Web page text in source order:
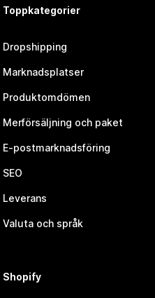
Toppkategorier
Dropshipping
Marknadsplatser
Produktomdömen
Merförsäljning och paket
E-postmarknadsföring
SEO
Leverans
Valuta och språk
Shopify